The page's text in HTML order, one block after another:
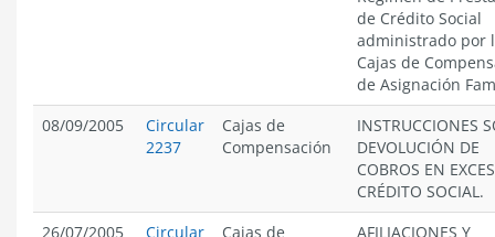
de Crédito Social
administrado por
Cajas de
de Asignación
08/09/2005
Circular
2237
Cajas de
Compensación
INSTRUCCIONES
DEVOLUCIÓN DE
COBROS EN
CRÉDITO SOCIAL.
26/07/2005
Circular Cajas de AFILIACIONES Y